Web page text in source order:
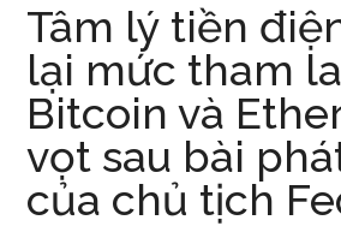
Tâm lý tiền
lại mức tham
Bitcoin và
vọt sau bài
của chủ tịch